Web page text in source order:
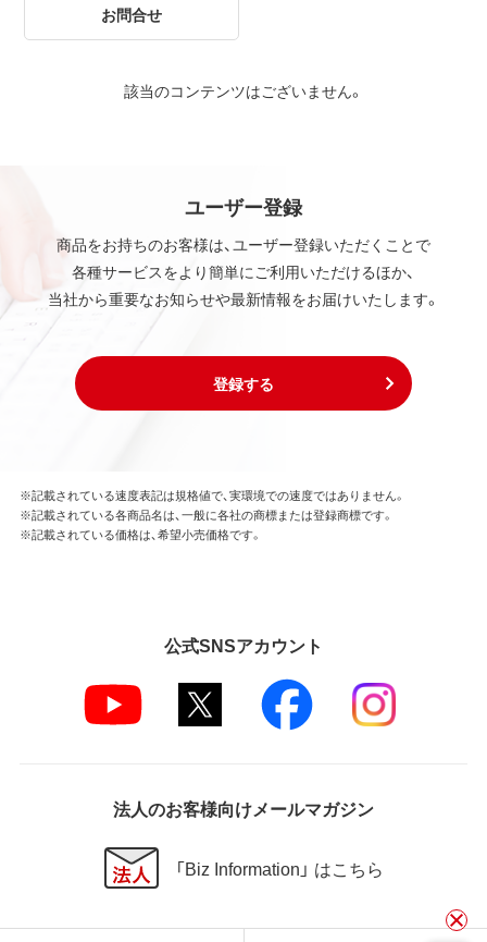
お問合せ
該当のコンテンツはございません。
ユーザー登録
商品をお持ちのお客様は、ユーザー登録いただくことで
各種サービスをより簡単にご利用いただけるほか、
当社から重要なお知らせや最新情報をお届けいたします。
登録する
※記載されている速度表記は規格値で、実環境での速度ではありません。
※記載されている各商品名は、一般に各社の商標または登録商標です。
※記載されている価格は、希望小売価格です。
公式SNSアカウント
法人のお客様向けメールマガジン
「Biz Information」 はこちら